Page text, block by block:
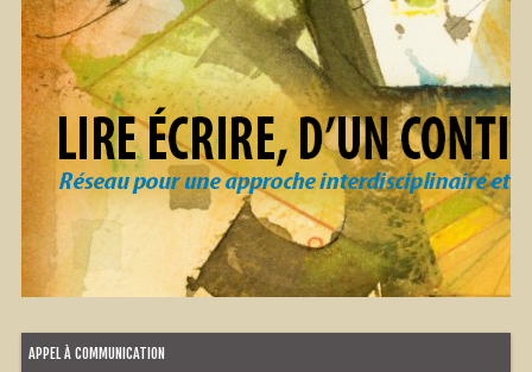
APPEL À COMMUNICATION